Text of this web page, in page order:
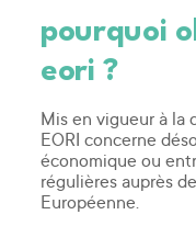
pourquoi
eori ?
Mis en vigueur à la
EORI concerne
économique ou
régulières auprès
Européenne.